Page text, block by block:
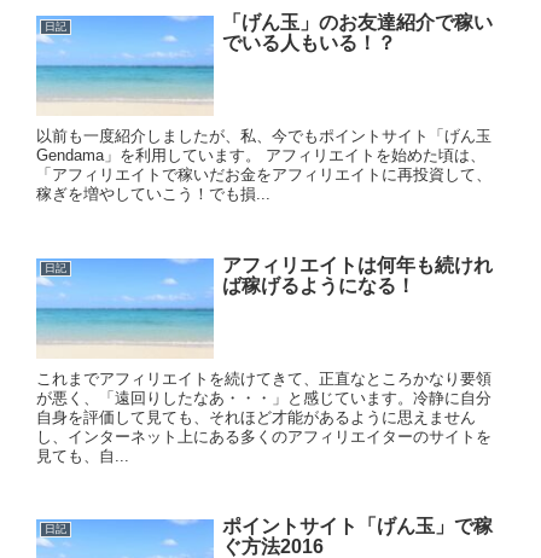
日記
「げん玉」のお友達紹介で稼い
でいる人もいる！？
以前も一度紹介しましたが、私、今でもポイントサイト「げん玉
Gendama」を利用しています。 アフィリエイトを始めた頃は、
「アフィリエイトで稼いだお金をアフィリエイトに再投資して、
稼ぎを増やしていこう！でも損...
日記
アフィリエイトは何年も続けれ
ば稼げるようになる！
これまでアフィリエイトを続けてきて、正直なところかなり要領
が悪く、「遠回りしたなあ・・・」と感じています。冷静に自分
自身を評価して見ても、それほど才能があるように思えません
し、インターネット上にある多くのアフィリエイターのサイトを
見ても、自...
日記
ポイントサイト「げん玉」で稼
ぐ方法2016